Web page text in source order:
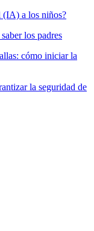
(IA) a los niños?
los padres
cómo iniciar la
la seguridad de